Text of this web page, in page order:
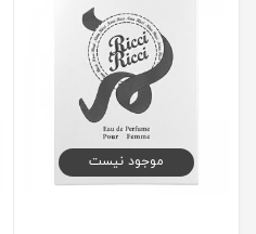
موجود نیست